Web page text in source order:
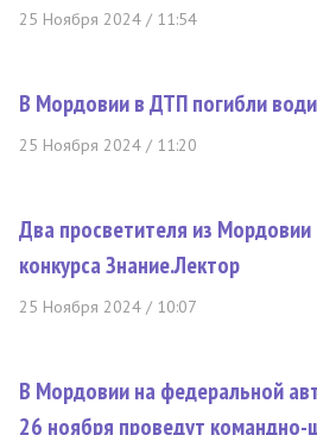
25 Ноября 2024 / 11:54
В Мордовии в ДТП погибли
25 Ноября 2024 / 11:20
Два просветителя из
конкурса Знание.Лектор
25 Ноября 2024 / 10:07
В Мордовии на федеральной
26 ноября проведут